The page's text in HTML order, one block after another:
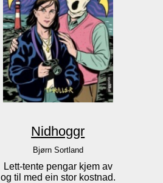
Nidhoggr
Bjørn Sortland
Lett-tente pengar kjem av
og til med ein stor kostnad.